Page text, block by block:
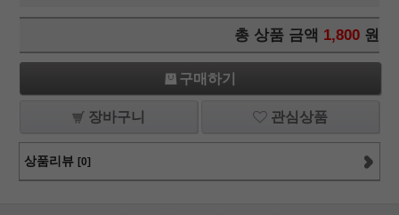
총 상품 금액 1,800 원
구매하기
장바구니 관심상품
상품리뷰 [0]